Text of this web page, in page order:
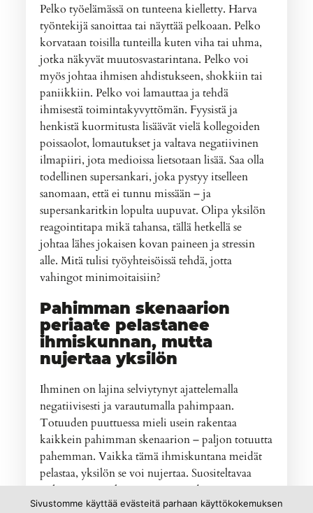
Pelko työelämässä on tunteena kielletty. Harva
työntekijä sanoittaa tai näyttää pelkoaan. Pelko
korvataan toisilla tunteilla kuten viha tai uhma,
jotka näkyvät muutosvastarintana. Pelko voi
myös johtaa ihmisen ahdistukseen, shokkiin tai
paniikkiin. Pelko voi lamauttaa ja tehdä
ihmisestä toimintakyvyttömän. Fyysistä ja
henkistä kuormitusta lisäävät vielä kollegoiden
poissaolot, lomautukset ja valtava negatiivinen
ilmapiiri, jota medioissa lietsotaan lisää. Saa olla
todellinen supersankari, joka pystyy itselleen
sanomaan, että ei tunnu missään – ja
supersankaritkin lopulta uupuvat. Olipa yksilön
reagointitapa mikä tahansa, tällä hetkellä se
johtaa lähes jokaisen kovan paineen ja stressin
alle. Mitä tulisi työyhteisöissä tehdä, jotta
vahingot minimoitaisiin?
Pahimman skenaarion
periaate pelastanee
ihmiskunnan, mutta
nujertaa yksilön
Ihminen on lajina selviytynyt ajattelemalla
negatiivisesti ja varautumalla pahimpaan.
Totuuden puuttuessa mieli usein rakentaa
kaikkein pahimman skenaarion – paljon totuutta
pahemman. Vaikka tämä ihmiskuntana meidät
pelastaa, yksilön se voi nujertaa. Suositeltavaa
onkin, että työyhteisöt organisoidusti miettisivät
sopivat työkalut, joilla tiedostaa olemassa oleva
Sivustomme käyttää evästeitä parhaan käyttökokemuksen